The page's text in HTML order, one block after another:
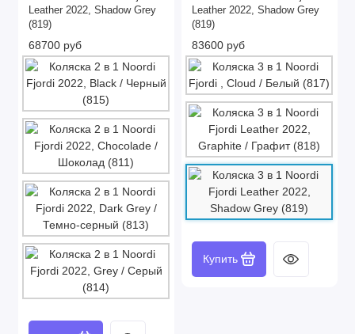
Leather 2022, Shadow Grey
(819)
68700 руб
Leather 2022, Shadow Grey
(819)
83600 руб
Купить